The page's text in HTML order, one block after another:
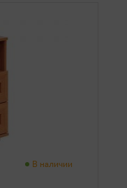
В наличии